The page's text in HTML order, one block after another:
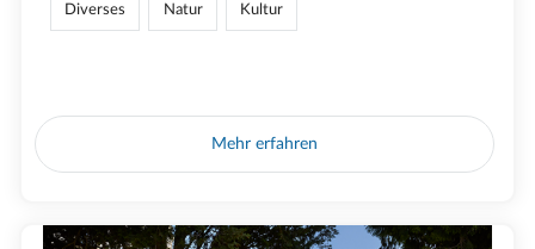
Diverses Natur Kultur
Mehr erfahren